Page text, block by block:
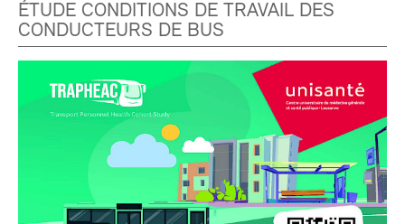
ÉTUDE CONDITIONS DE TRAVAIL DES
CONDUCTEURS DE BUS